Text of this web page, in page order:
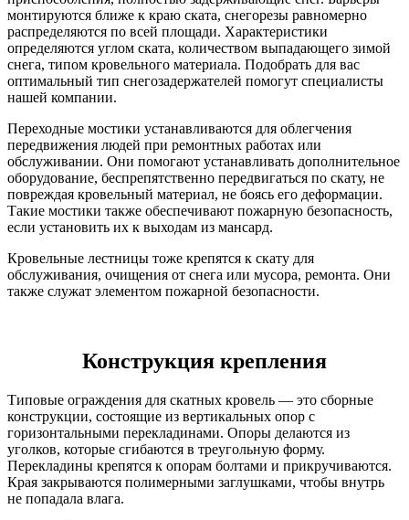
монтируются ближе к краю ската, снегорезы равномерно
распределяются по всей площади. Характеристики
определяются углом ската, количеством выпадающего зимой
снега, типом кровельного материала. Подобрать для вас
оптимальный тип снегозадержателей помогут специалисты
нашей компании.
Переходные мостики устанавливаются для облегчения
передвижения людей при ремонтных работах или
обслуживании. Они помогают устанавливать дополнительное
оборудование, беспрепятственно передвигаться по скату, не
повреждая кровельный материал, не боясь его деформации.
Такие мостики также обеспечивают пожарную безопасность,
если установить их к выходам из мансард.
Кровельные лестницы тоже крепятся к скату для
обслуживания, очищения от снега или мусора, ремонта. Они
также служат элементом пожарной безопасности.
Конструкция крепления
Типовые ограждения для скатных кровель — это сборные
конструкции, состоящие из вертикальных опор с
горизонтальными перекладинами. Опоры делаются из
уголков, которые сгибаются в треугольную форму.
Перекладины крепятся к опорам болтами и прикручиваются.
Края закрываются полимерными заглушками, чтобы внутрь
не попадала влага.